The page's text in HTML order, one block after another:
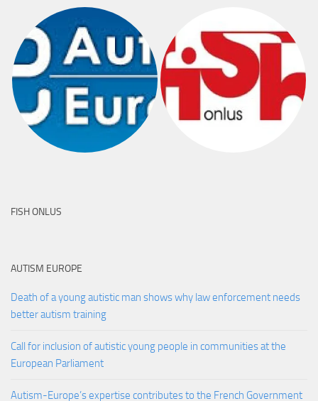
FISH ONLUS
AUTISM EUROPE
Death of a young autistic man shows why law enforcement needs
better autism training
Call for inclusion of autistic young people in communities at the
European Parliament
Autism-Europe’s expertise contributes to the French Government